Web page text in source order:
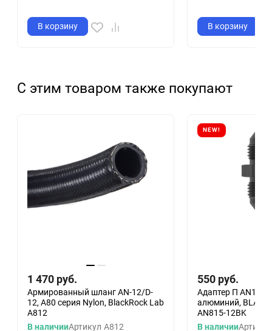
В корзину В корзину
С этим товаром также покупают
1 470 руб.
Армированный шланг AN-12/D-
12, A80 серия Nylon, BlackRock Lab
A812
В наличииАртикул A812
NEW!
550 руб.
Адаптер П AN12 -
алюминий,
AN815-12BK
В наличииАртикул